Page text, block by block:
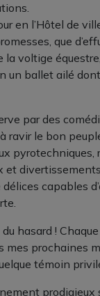
en l’Hôtel de
que
la voltige
ballet ailé
par des
ravir le bon
capables
hasard !
prochaines
témoin